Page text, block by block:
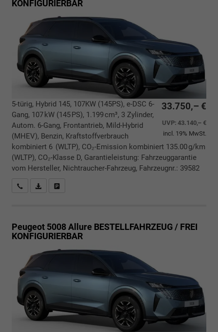
KONFIGURIERBAR
33.750,– €
UVP:43.140,– €
incl. 19% MwSt.
5-türig, Hybrid 145, 107KW (145PS), e-DSC 6-
Gang, 107 kW (145 PS), 1.199 cm³, 3 Zylinder,
Autom. 6-Gang, Frontantrieb, Mild-Hybrid
(MHEV), Benzin, Kraftstoffverbrauch
kombiniert 6 (WLTP), CO₂-Emission kombiniert 135.00 g/km
(WLTP), CO₂-Klasse D, Garantieleistung: Fahrzeuggarantie
vom Hersteller, Nichtraucher-Fahrzeug, Fahrzeugnr.: 39582
Rückrufbitte absenden
PDF-Datei, Fahrzeugexposé drucken
Peugeot 5008Allure BESTELLFAHRZEUG / FREI
KONFIGURIERBAR